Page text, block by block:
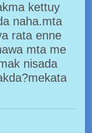
kettuy
naha.mta
rata enne
mta me
nisada